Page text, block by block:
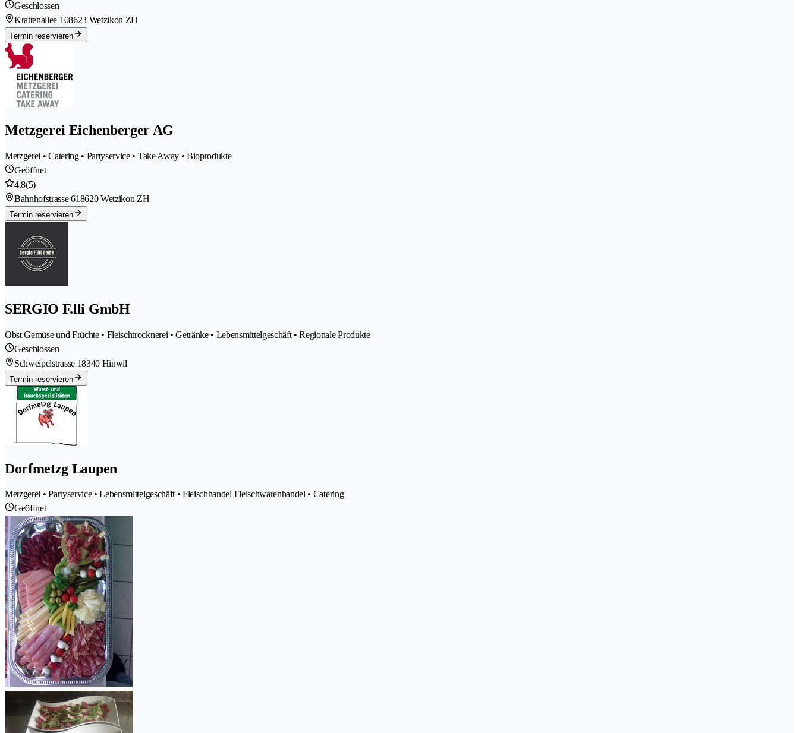
Geschlossen
Krattenallee 108623 Wetzikon ZH
Termin reservieren
Metzgerei Eichenberger AG
Metzgerei • Catering • Partyservice • Take Away • Bioprodukte
Geöffnet
4.8(5)
Bahnhofstrasse 618620 Wetzikon ZH
Termin reservieren
SERGIO F.lli GmbH
Obst Gemüse und Früchte • Fleischtrocknerei • Getränke • Lebensmittelgeschäft • Regionale Produkte
Geschlossen
Schweipelstrasse 18340 Hinwil
Termin reservieren
Dorfmetzg Laupen
Metzgerei • Partyservice • Lebensmittelgeschäft • Fleischhandel Fleischwarenhandel • Catering
Geöffnet